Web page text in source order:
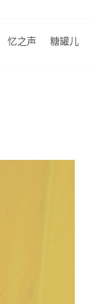
忆之声 糖罐儿